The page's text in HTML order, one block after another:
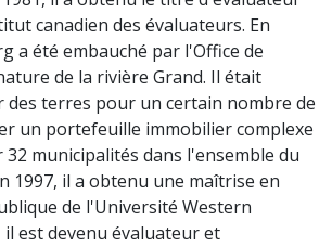
canadien des évaluateurs. En
a été embauché par l'Office de
de la rivière Grand. Il était
des terres pour un certain nombre de
un portefeuille immobilier complexe
municipalités dans l'ensemble du
1997, il a obtenu une maîtrise en
de l'Université Western
il est devenu évaluateur et